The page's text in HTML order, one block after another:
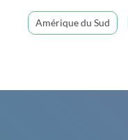
Amérique du Sud